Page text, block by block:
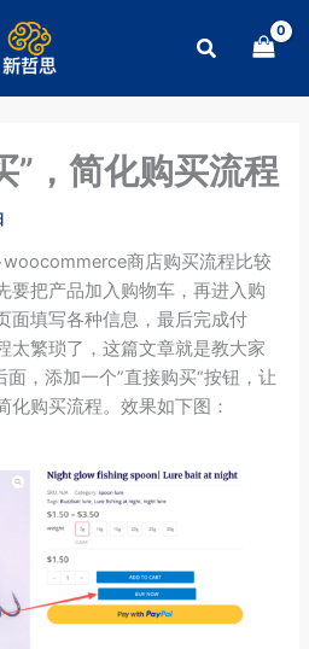
搜
”，简化购买流程
商店购买流程比较
要把产品加入购物车，再进入购
面填写各种信息，最后完成付
太繁琐了，这篇文章就是教大家
面，添加一个”直接购买“按钮，让
化购买流程。效果如下图：